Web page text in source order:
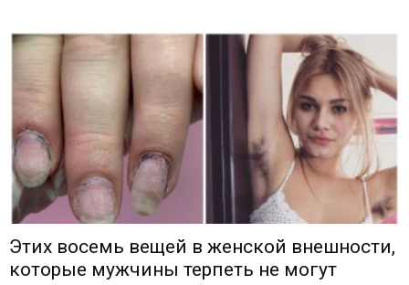
Этих восемь вещей в женской внешности,
которые мужчины терпеть не могут